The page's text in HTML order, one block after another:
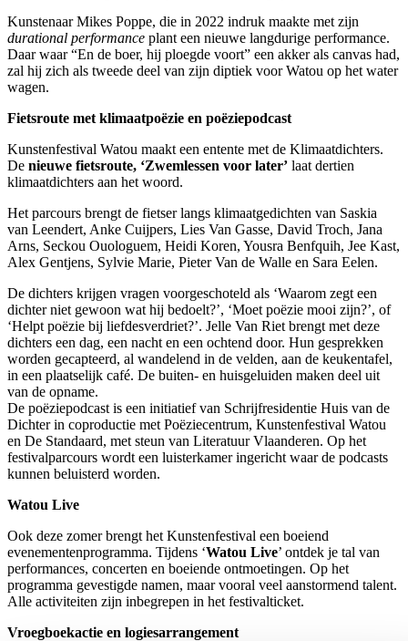
Kunstenaar Mikes Poppe, die in 2022 indruk maakte met zijn
durational performance plant een nieuwe langdurige performance.
Daar waar “En de boer, hij ploegde voort” een akker als canvas had,
zal hij zich als tweede deel van zijn diptiek voor Watou op het water
wagen.
Fietsroute met klimaatpoëzie en poëziepodcast
Kunstenfestival Watou maakt een entente met de Klimaatdichters.
De nieuwe fietsroute, ‘Zwemlessen voor later’ laat dertien
klimaatdichters aan het woord.
Het parcours brengt de fietser langs klimaatgedichten van Saskia
van Leendert, Anke Cuijpers, Lies Van Gasse, David Troch, Jana
Arns, Seckou Ouologuem, Heidi Koren, Yousra Benfquih, Jee Kast,
Alex Gentjens, Sylvie Marie, Pieter Van de Walle en Sara Eelen.
De dichters krijgen vragen voorgeschoteld als ‘Waarom zegt een
dichter niet gewoon wat hij bedoelt?’, ‘Moet poëzie mooi zijn?’, of
‘Helpt poëzie bij liefdesverdriet?’. Jelle Van Riet brengt met deze
dichters een dag, een nacht en een ochtend door. Hun gesprekken
worden gecapteerd, al wandelend in de velden, aan de keukentafel,
in een plaatselijk café. De buiten- en huisgeluiden maken deel uit
van de opname.
De poëziepodcast is een initiatief van Schrijfresidentie Huis van de
Dichter in coproductie met Poëziecentrum, Kunstenfestival Watou
en De Standaard, met steun van Literatuur Vlaanderen. Op het
festivalparcours wordt een luisterkamer ingericht waar de podcasts
kunnen beluisterd worden.
Watou Live
Ook deze zomer brengt het Kunstenfestival een boeiend
evenementenprogramma. Tijdens ‘Watou Live’ ontdek je tal van
performances, concerten en boeiende ontmoetingen. Op het
programma gevestigde namen, maar vooral veel aanstormend talent.
Alle activiteiten zijn inbegrepen in het festivalticket.
Vroegboekactie en logiesarrangement